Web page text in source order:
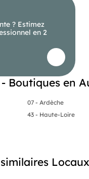
sur le site
soit 9 600 € TTC
901080606
? Estimez
en 2
Boutiques en
07 - Ardèche
43 - Haute-Loire